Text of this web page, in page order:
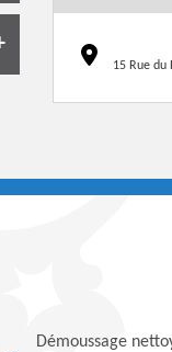
15 Rue du
Démoussage